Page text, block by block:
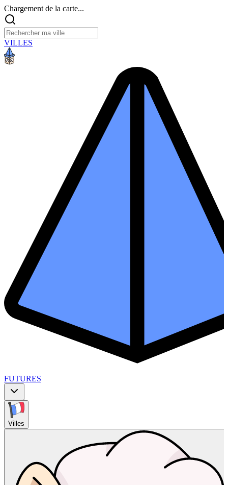
Chargement de la carte...
VILLES
FUTURES
Villes